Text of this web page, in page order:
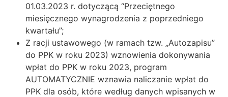
01.03.2023 r. dotyczącą “Przeciętnego
miesięcznego wynagrodzenia z poprzedniego
kwartału”;
Z racji ustawowego (w ramach tzw. „Autozapisu”
do PPK w roku 2023) wznowienia dokonywania
wpłat do PPK w roku 2023, program
AUTOMATYCZNIE wznawia naliczanie wpłat do
PPK dla osób, które według danych wpisanych w